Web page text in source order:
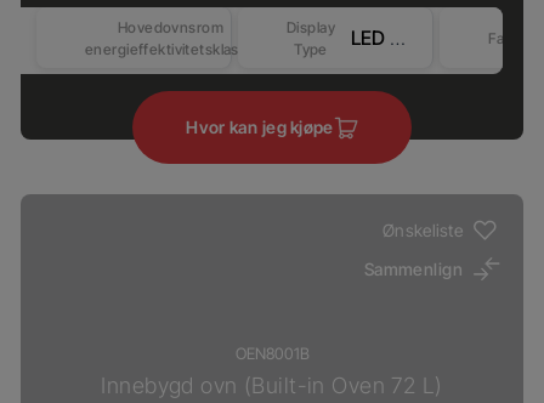
Hovedovnsrom
energieffektivitetsklasse
Display
Type
LED Display - Touch control (Revo-Better) Farge
Hvor kan jeg kjøpe
Ønskeliste
Sammenlign
OEN8001B
Innebygd ovn (Built-in Oven 72 L)